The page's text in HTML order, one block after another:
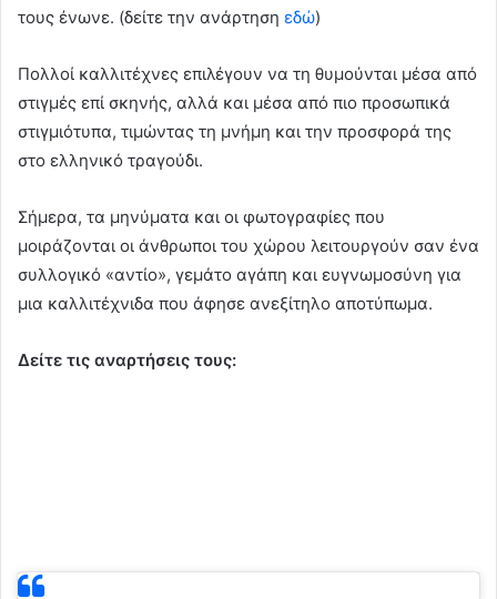
τους ένωνε. (δείτε την ανάρτηση εδώ)
Πολλοί καλλιτέχνες επιλέγουν να τη θυμούνται μέσα από
στιγμές επί σκηνής, αλλά και μέσα από πιο προσωπικά
στιγμιότυπα, τιμώντας τη μνήμη και την προσφορά της
στο ελληνικό τραγούδι.
Σήμερα, τα μηνύματα και οι φωτογραφίες που
μοιράζονται οι άνθρωποι του χώρου λειτουργούν σαν ένα
συλλογικό «αντίο», γεμάτο αγάπη και ευγνωμοσύνη για
μια καλλιτέχνιδα που άφησε ανεξίτηλο αποτύπωμα.
Δείτε τις αναρτήσεις τους: